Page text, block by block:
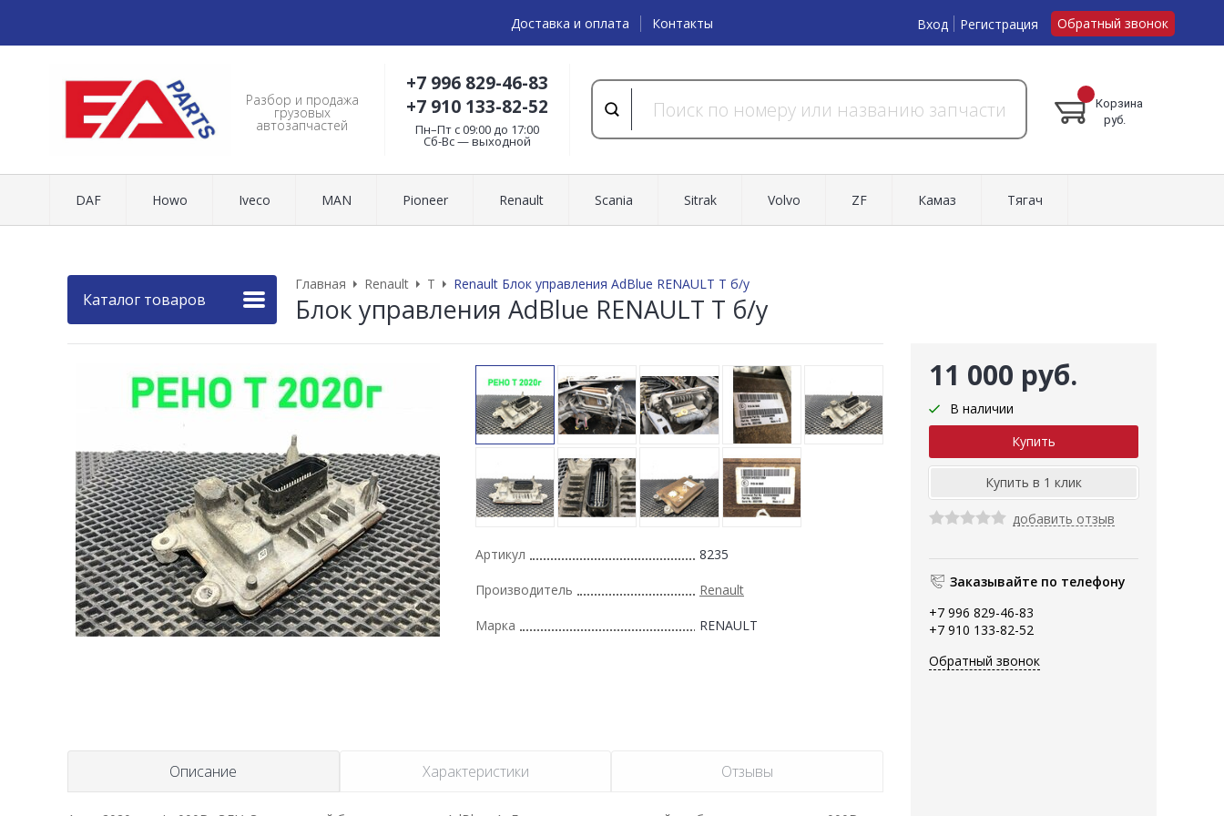
Доставка и оплата Контакты Вход Регистрация Обратный звонок
Разбор и продажа
грузовых
автозапчастей
+7 996 829-46-83
+7 910 133-82-52
Пн–Пт с 09:00 до 17:00
Cб-Вс — выходной
Корзина
руб.
DAF Howo Iveco MAN Pioneer Renault Scania Sitrak Volvo ZF Камаз Тягач
Каталог товаров
Главная Renault T Renault Блок управления AdBlue RENAULT T б/у
Блок управления AdBlue RENAULT T б/у
11 000 руб.
В наличии
добавить отзыв
Заказывайте по телефону
+7 996 829-46-83
+7 910 133-82-52
Обратный звонок
Артикул 8235
Производитель Renault
Марка RENAULT
Описание Характеристики Отзывы